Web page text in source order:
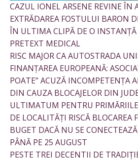
CAZUL IONEL ARSENE REVINE ÎN
EXTRĂDAREA FOSTULUI BARON
ÎN ULTIMA CLIPĂ DE O
PRETEXT MEDICAL
RISC MAJOR CA AUTOSTRADA
FINANȚAREA EUROPEANĂ:
POATE” ACUZĂ INCOMPETENȚA
DIN CAUZA BLOCAJELOR DIN
ULTIMATUM PENTRU
DE LOCALITĂȚI RISCĂ BLOCAREA
BUGET DACĂ NU SE
PÂNĂ PE 25 AUGUST
PESTE TREI DECENTII DE